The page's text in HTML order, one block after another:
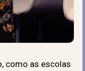
como as escolas